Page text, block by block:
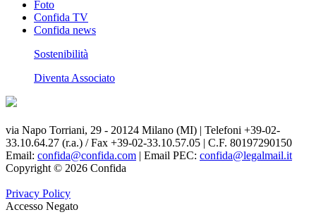
Foto
Confida TV
Confida news
Sostenibilità
Diventa Associato
via Napo Torriani, 29 - 20124 Milano (MI) | Telefoni +39-02-
33.10.64.27 (r.a.) / Fax +39-02-33.10.57.05 | C.F. 80197290150
Email: confida@confida.com | Email PEC: confida@legalmail.it
Copyright © 2026 Confida
Privacy Policy
Accesso Negato